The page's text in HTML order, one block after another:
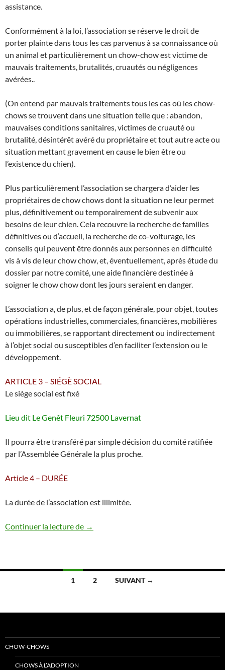
assistance.
Conformément à la loi, l’association se réserve le droit de
porter plainte dans tous les cas parvenus à sa connaissance où
un animal et particulièrement un chow-chow est victime de
mauvais traitements, brutalités, cruautés ou négligences
avérées..
(On entend par mauvais traitements tous les cas où les chow-
chows se trouvent dans une situation telle que : abandon,
mauvaises conditions sanitaires, victimes de cruauté ou
brutalité, désintérêt avéré du propriétaire et tout autre acte ou
situation mettant gravement en cause le bien être ou
l’existence du chien).
Plus particulièrement l’association se chargera d’aider les
propriétaires de chow chows dont la situation ne leur permet
plus, définitivement ou temporairement de subvenir aux
besoins de leur chien. Cela recouvre la recherche de familles
définitives ou d’accueil, la recherche de co-voiturage, les
conseils qui peuvent être donnés aux personnes en difficulté
vis à vis de leur chow chow, et, éventuellement, après étude du
dossier par notre comité, une aide financière destinée à
soigner le chow chow dont les jours seraient en danger.
L’association a, de plus, et de façon générale, pour objet, toutes
opérations industrielles, commerciales, financières, mobilières
ou immobilières, se rapportant directement ou indirectement
à l’objet social ou susceptibles d’en faciliter l’extension ou le
développement.
ARTICLE 3 – SIÉGÈ SOCIAL
Le siège social est fixé
Lieu dit Le Genêt Fleuri 72500 Lavernat
Il pourra être transféré par simple décision du comité ratifiée
par l’Assemblée Générale la plus proche.
Article 4 – DURÉE
La durée de l’association est illimitée.
Continuer la lecture de Statuts
→
articles
1 2 SUIVANT →
CHOW-CHOWS
CHOWS À L’ADOPTION